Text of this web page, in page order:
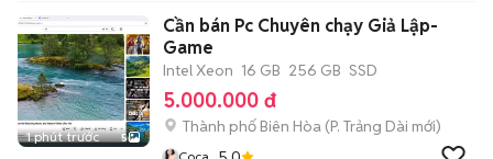
1 phút trước 5
Cần bán Pc Chuyên chạy Giả Lập-
Game
Intel Xeon 16 GB 256 GB SSD
5.000.000 đ
Thành phố Biên Hòa (P. Trảng Dài mới)